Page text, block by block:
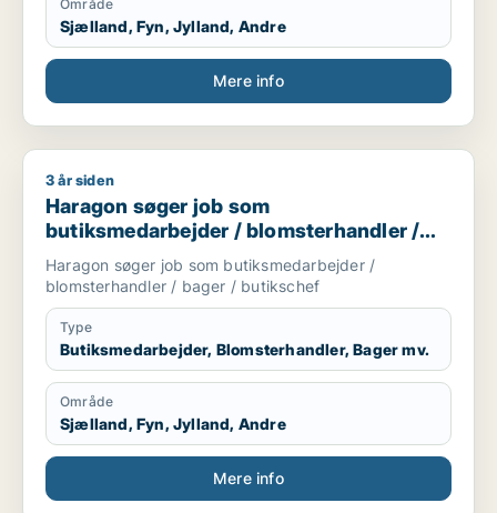
Område
Sjælland, Fyn, Jylland, Andre
Mere info
Haragon søger job som butiksmedarbejder /
3 år siden
Haragon søger job som
butiksmedarbejder / blomsterhandler /
bager / butikschef
Haragon søger job som butiksmedarbejder /
blomsterhandler / bager / butikschef
Type
Butiksmedarbejder, Blomsterhandler, Bager mv.
Område
Sjælland, Fyn, Jylland, Andre
Mere info